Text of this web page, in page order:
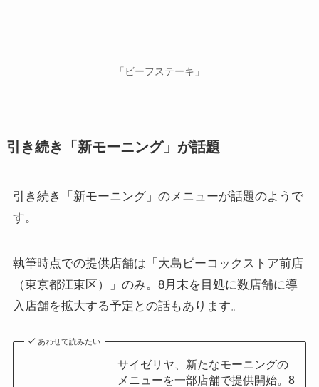
「ビーフステーキ」
引き続き「新モーニング」が話題
引き続き「新モーニング」のメニューが話題のようで
す。
執筆時点での提供店舗は「大島ピーコックストア前店
（東京都江東区）」のみ。8月末を目処に数店舗に導
入店舗を拡大する予定との話もあります。
あわせて読みたい
サイゼリヤ、新たなモーニングの
メニューを一部店舗で提供開始。8